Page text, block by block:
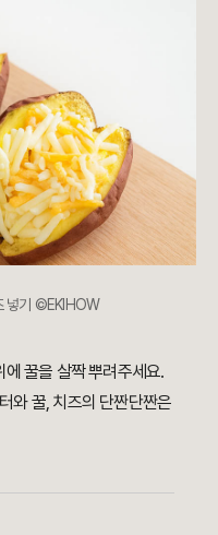
넣기 ©EKIHOW
꿀을 살짝 뿌려주세요.
와 꿀, 치즈의 단짠단짠은